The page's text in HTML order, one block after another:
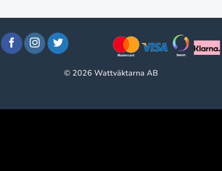
© 2026 Wattväktarna AB